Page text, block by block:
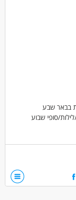
בבאר שבע
סופי שבוע